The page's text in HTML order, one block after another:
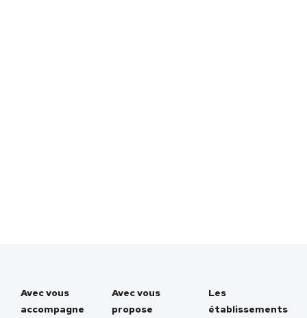
Avec vous
accompagne
Avec vous
propose
Les
établissements